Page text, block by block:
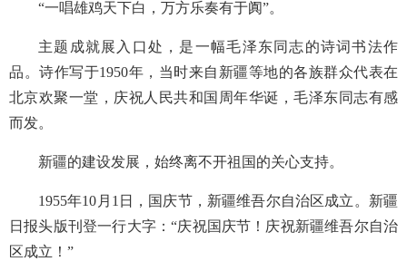
“一唱雄鸡天下白，万方乐奏有于阗”。
主题成就展入口处，是一幅毛泽东同志的诗词书法作
品。诗作写于1950年，当时来自新疆等地的各族群众代表在
北京欢聚一堂，庆祝人民共和国周年华诞，毛泽东同志有感
而发。
新疆的建设发展，始终离不开祖国的关心支持。
1955年10月1日，国庆节，新疆维吾尔自治区成立。新疆
日报头版刊登一行大字：“庆祝国庆节！庆祝新疆维吾尔自治
区成立！”